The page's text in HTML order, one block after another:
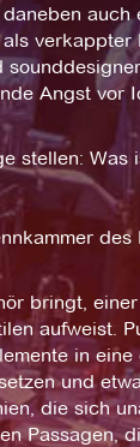
auch
verkappter
Angst vor
stellen: Was
des
bringt,
aufweist.
in
und
die sich
Passagen,